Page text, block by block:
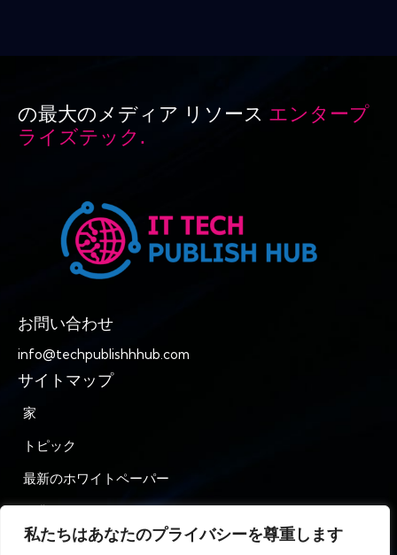
私たちはあなたのプライバシーを尊重します
の最大のメディア リソース エンタープ
ライズテック.
お問い合わせ
info@techpublishhhub.com
サイトマップ
家
トピック
最新のホワイトペーパー
お問い合わせ